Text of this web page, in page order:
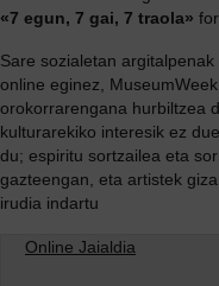
«7 egun, 7 gai, 7 traola»
Sare sozialetan
online eginez,
orokorrarengana hurbiltzea
kulturarekiko interesik ez
du; espiritu sortzailea eta
gazteengan, eta artistek
irudia indartu
Online Jaialdia